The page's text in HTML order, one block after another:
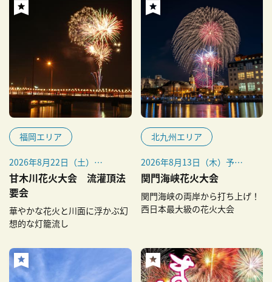
福岡エリア
2026年8月22日（土）
※少雨決行、荒天時は8月23
日（日）に順延
※8月23日（日）が荒天の場
合は26日（水）に順延
甘木川花火大会 流灌頂法
要会
華やかな花火と川面に浮かぶ幻
想的な灯籠流し
北九州エリア
2026年8月13日（木）予定
※毎年8月13日開催
関門海峡花火大会
関門海峡の両岸から打ち上げ！
西日本最大級の花火大会